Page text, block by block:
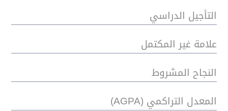
التأجيل الدراسي
علامة غير المكتمل
النجاح المشروط
المعدل التراكمي (AGPA)